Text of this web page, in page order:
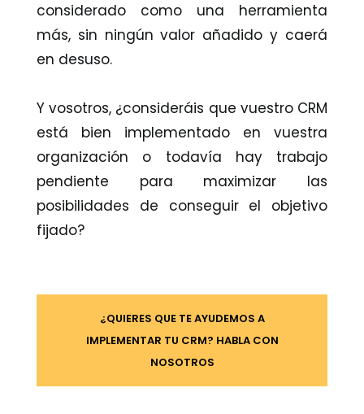
considerado como una herramienta
más, sin ningún valor añadido y caerá
en desuso.
Y vosotros, ¿consideráis que vuestro CRM
está bien implementado en vuestra
organización o todavía hay trabajo
pendiente para maximizar las
posibilidades de conseguir el objetivo
fijado?
¿QUIERES QUE TE AYUDEMOS A
IMPLEMENTAR TU CRM? HABLA CON
NOSOTROS